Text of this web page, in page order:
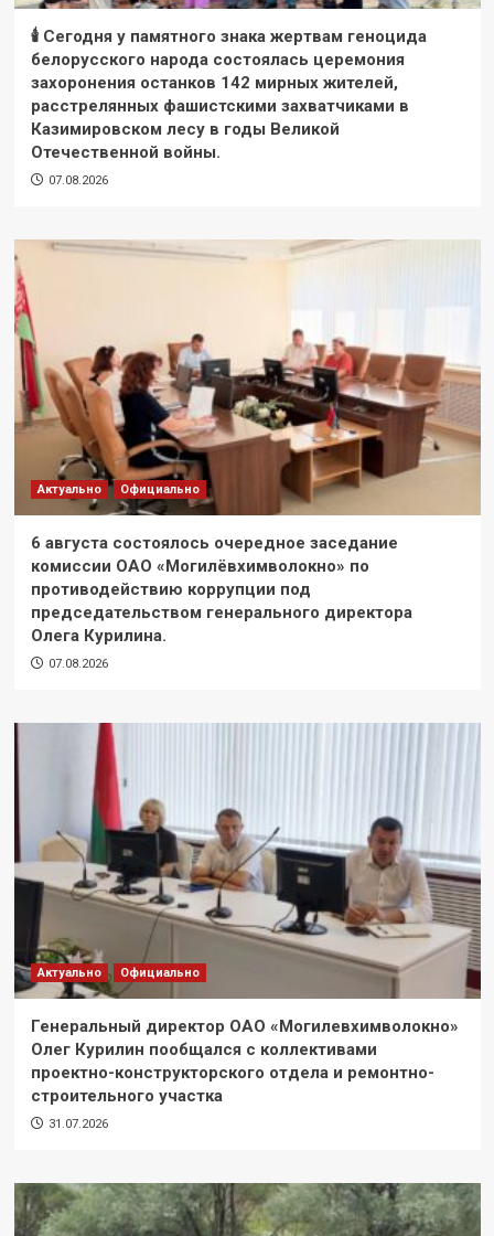
🕯 Сегодня у памятного знака жертвам геноцида
белорусского народа состоялась церемония
захоронения останков 142 мирных жителей,
расстрелянных фашистскими захватчиками в
Казимировском лесу в годы Великой
Отечественной войны.
07.08.2026
Актуально Официально
6 августа состоялось очередное заседание
комиссии ОАО «Могилёвхимволокно» по
противодействию коррупции под
председательством генерального директора
Олега Курилина.
07.08.2026
Актуально Официально
Генеральный директор ОАО «Могилевхимволокно»
Олег Курилин пообщался с коллективами
проектно-конструкторского отдела и ремонтно-
строительного участка
31.07.2026